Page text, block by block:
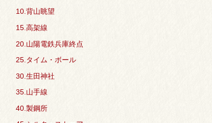
10.背山眺望
15.高架線
20.山陽電鉄兵庫終点
25.タイム・ボール
30.生田神社
35.山手線
40.製鋼所